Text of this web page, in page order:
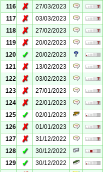
116
✗ 27/03/2023
117
✗ 03/03/2023
118
✗ 27/02/2023
119
✗ 20/02/2023
120
✓ 20/02/2023
121
✗ 13/02/2023
122
✗ 03/02/2023
123
✗ 27/01/2023
124
✗ 22/01/2023
125
✓ 02/01/2023
126
✗ 01/01/2023
127
✗ 31/12/2022
128
✓ 30/12/2022
129
✓ 30/12/2022